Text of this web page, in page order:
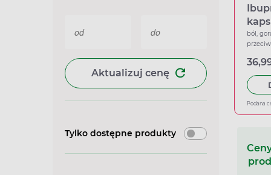
Aktualizuj cenę
Tylko dostępne produkty
ból,
Podana